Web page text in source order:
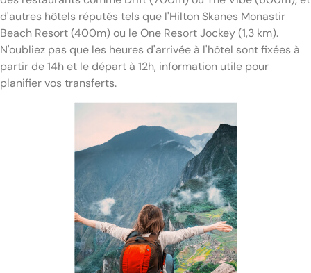
d'autres hôtels réputés tels que l'Hilton Skanes Monastir
Beach Resort (400m) ou le One Resort Jockey (1,3 km).
N'oubliez pas que les heures d'arrivée à l'hôtel sont fixées à
partir de 14h et le départ à 12h, information utile pour
planifier vos transferts.